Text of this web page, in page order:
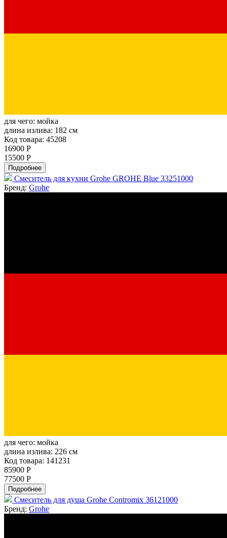
для чего: мойка
длина излива: 182 см
Код товара: 45208
16900 Р
15500 Р
Подробнее
Смеситель для кухни Grohe GROHE Blue 33251000
Бренд: Grohe
для чего: мойка
длина излива: 226 см
Код товара: 141231
85900 Р
77500 Р
Подробнее
Смеситель для душа Grohe Contromix 36121000
Бренд: Grohe